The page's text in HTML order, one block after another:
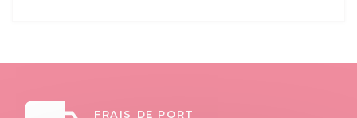
FRAIS DE PORT